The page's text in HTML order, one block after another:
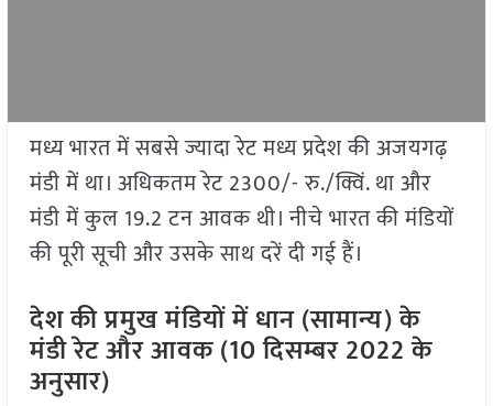
मध्य भारत में सबसे ज्यादा रेट मध्य प्रदेश की अजयगढ़
मंडी में था। अधिकतम रेट 2300/- रु./क्विं. था और
मंडी में कुल 19.2 टन आवक थी। नीचे भारत की मंडियों
की पूरी सूची और उसके साथ दरें दी गई हैं।
देश की प्रमुख मंडियों में धान (सामान्य) के
मंडी रेट और आवक (10 दिसम्बर 2022 के
अनुसार)